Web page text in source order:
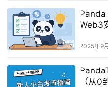
Panda
Web3
2025年9
（从0